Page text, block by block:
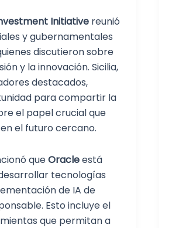
Initiativereunió
y gubernamentales
discutieron sobre
y la innovación. Sicilia,
destacados,
para compartir la
el papel crucial que
el futuro cercano.
queOracleestá
tecnologías
de IA de
Esto incluye el
que permitan a